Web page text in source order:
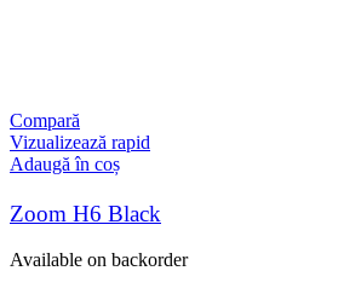
Compară
Vizualizează rapid
Adaugă în coș
Zoom H6 Black
Available on backorder